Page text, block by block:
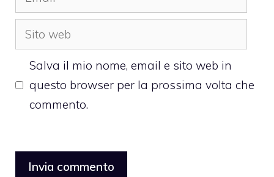
Sito
web
Salva il mio nome, email e sito web in
questo browser per la prossima volta che
commento.